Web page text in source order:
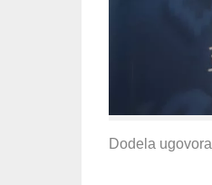
Dodela ugovora